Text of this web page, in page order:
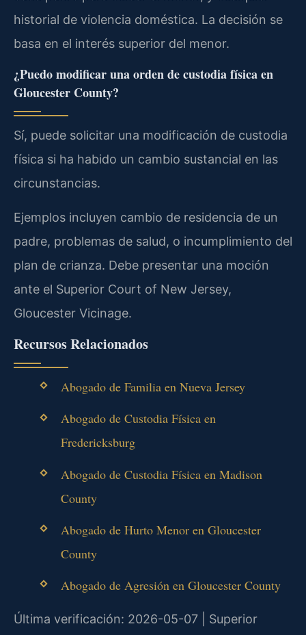
historial de violencia doméstica. La decisión se
basa en el interés superior del menor.
¿Puedo modificar una orden de custodia física en
Gloucester County?
Sí, puede solicitar una modificación de custodia
física si ha habido un cambio sustancial en las
circunstancias.
Ejemplos incluyen cambio de residencia de un
padre, problemas de salud, o incumplimiento del
plan de crianza. Debe presentar una moción
ante el Superior Court of New Jersey,
Gloucester Vicinage.
Recursos Relacionados
Abogado de Familia en Nueva Jersey
Abogado de Custodia Física en
Fredericksburg
Abogado de Custodia Física en Madison
County
Abogado de Hurto Menor en Gloucester
County
Abogado de Agresión en Gloucester County
Última verificación: 2026-05-07 | Superior